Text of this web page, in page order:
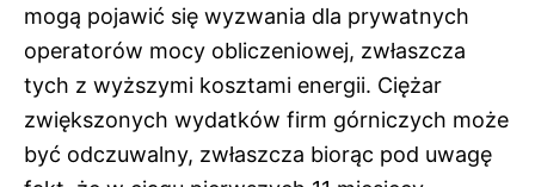
mogą pojawić się wyzwania dla prywatnych
operatorów mocy obliczeniowej, zwłaszcza
tych z wyższymi kosztami energii. Ciężar
zwiększonych wydatków firm górniczych może
być odczuwalny, zwłaszcza biorąc pod uwagę